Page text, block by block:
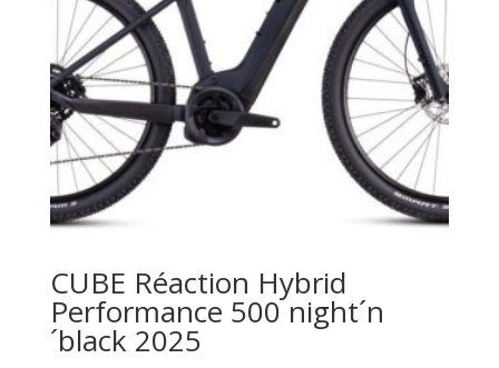
CUBE Réaction Hybrid
Performance 500 night´n
´black 2025